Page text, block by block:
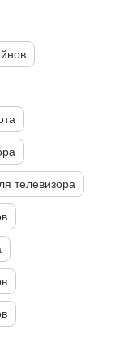
телевизора